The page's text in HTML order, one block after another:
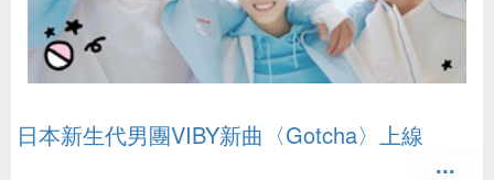
日本新生代男團VIBY新曲〈Gotcha〉上線